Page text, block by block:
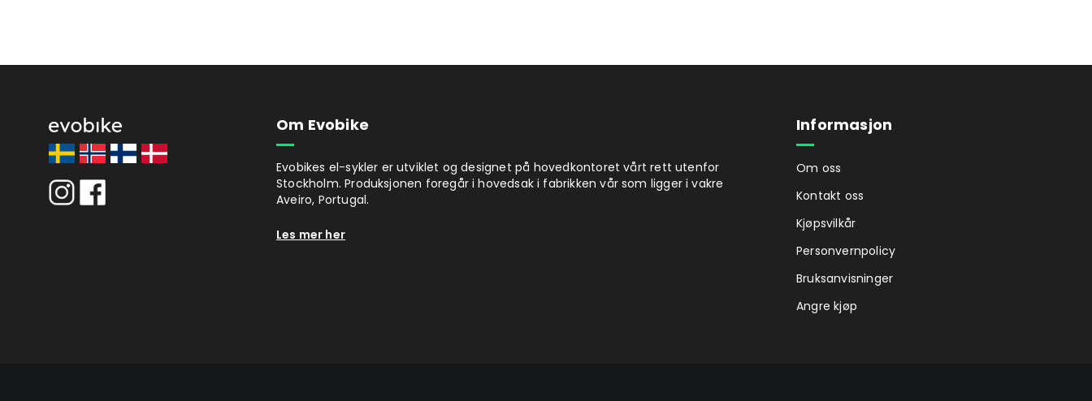
Om Evobike
Evobikes el-sykler er utviklet og designet på hovedkontoret vårt rett utenfor
Stockholm. Produksjonen foregår i hovedsak i fabrikken vår som ligger i vakre
Aveiro, Portugal.
Les mer her
Informasjon
Om oss
Kontakt oss
Kjøpsvilkår
Personvernpolicy
Bruksanvisninger
Angre kjøp